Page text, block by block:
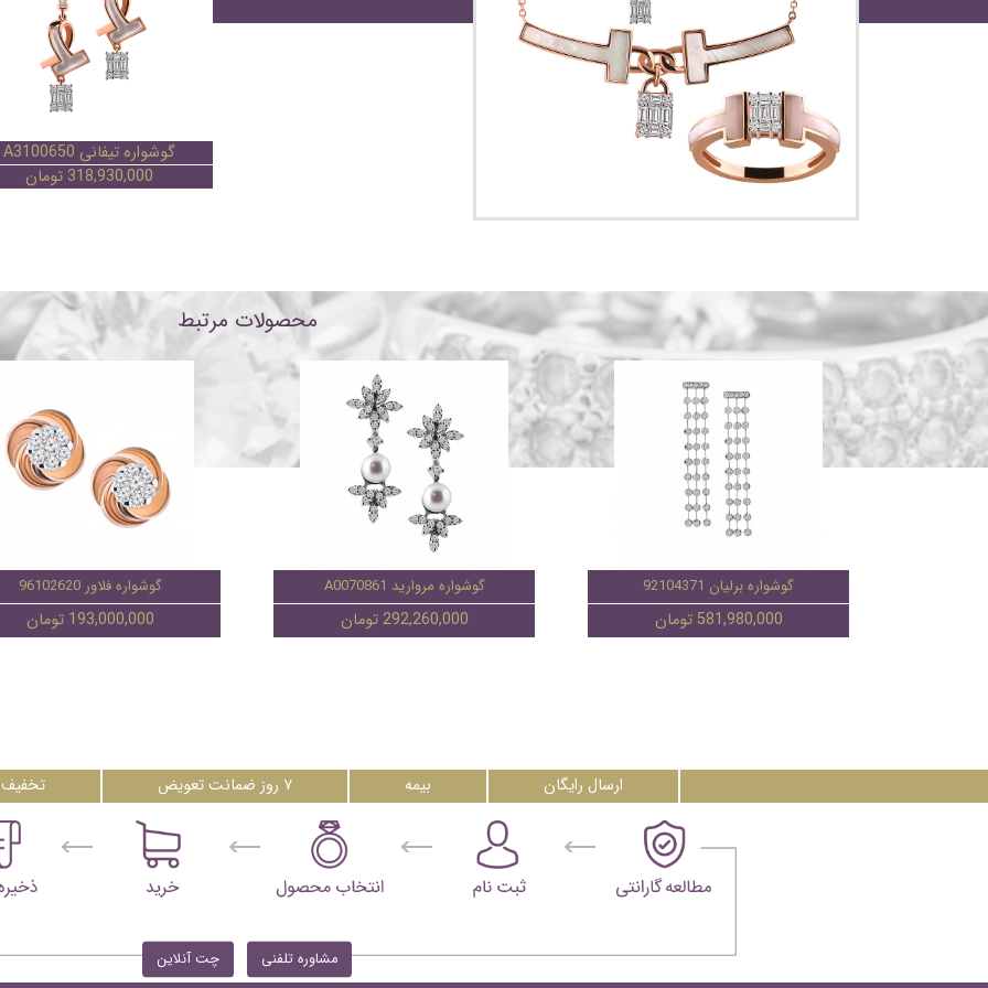
گردنبند تیفانی A3100649
284,000,000 تومان
گوشواره تیفانی A3100650
318,930,000 تومان
محصولات مرتبط
گوشواره برلیان 92104371
581,980,000 تومان
گوشواره مروارید A0070861
292,260,000 تومان
گوشواره فلاور 96102620
193,000,000 تومان
ارسال رایگان بیمه ۷ روز ضمانت تعویض
مشاوره تلفنی چت آنلاین